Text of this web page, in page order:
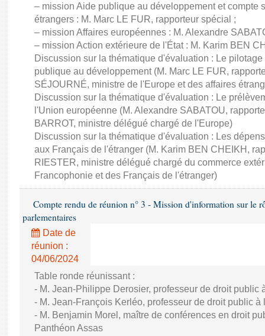
– mission Aide publique au développement et compte
étrangers : M. Marc LE FUR, rapporteur spécial ;
– mission Affaires européennes : M. Alexandre
– mission Action extérieure de l'État : M. Karim BEN
Discussion sur la thématique d'évaluation : Le
publique au développement (M. Marc LE FUR,
SÉJOURNÉ, ministre de l'Europe et des affaires
Discussion sur la thématique d'évaluation : Le
l'Union européenne (M. Alexandre SABATOU,
BARROT, ministre délégué chargé de l'Europe)
Discussion sur la thématique d'évaluation : Les
aux Français de l'étranger (M. Karim BEN CHEIKH,
RIESTER, ministre délégué chargé du commerce
Francophonie et des Français de l'étranger)
Compte rendu de réunion n° 3 - Mission d'information sur le
parlementaires
Date de
réunion :
04/06/2024
Table ronde réunissant :
- M. Jean-Philippe Derosier, professeur de droit public
- M. Jean-François Kerléo, professeur de droit public
- M. Benjamin Morel, maître de conférences en droit
Panthéon Assas